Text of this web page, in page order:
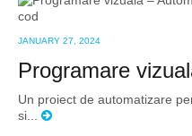
JANUARY 27, 2024
Programare
Un proiect de automatizare
si...